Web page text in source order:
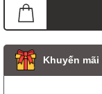
Khuyến